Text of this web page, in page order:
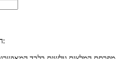
המלצות על וילה לה כינרה במגדל: